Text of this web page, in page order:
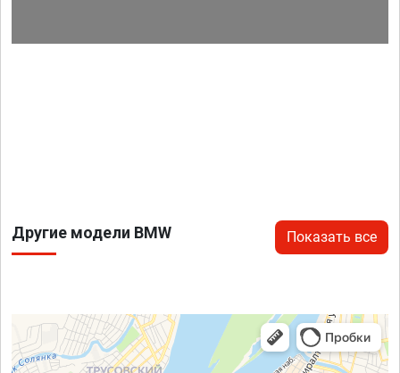
Другие модели BMW Показать все